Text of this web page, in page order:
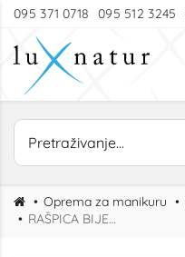
095 371 0718 095 512 3245
Oprema za manikuru
RAŠPICA BIJELA 100/180